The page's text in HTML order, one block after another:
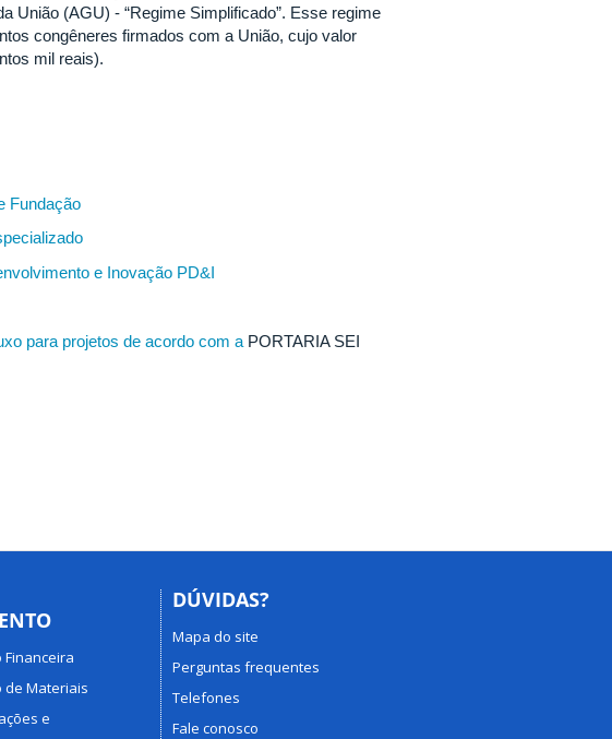
União (AGU) - “Regime Simplificado”. Esse regime
congêneres firmados com a União, cujo valor
mil reais).
Fundação
e Inovação PD&I
para projetos de acordo com a PORTARIA SEI
de Materiais
e
DÚVIDAS?
Mapa do site
Perguntas frequentes
Telefones
Fale conosco